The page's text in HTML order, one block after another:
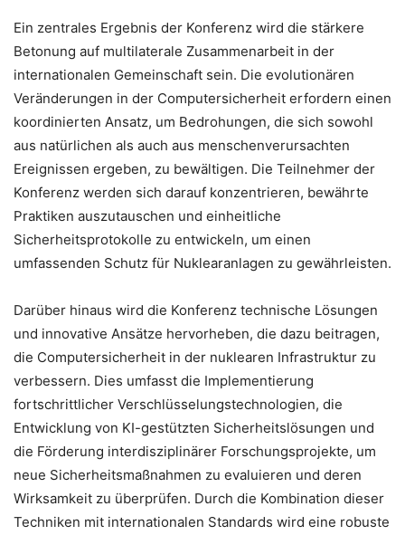
Ein zentrales Ergebnis der Konferenz wird die stärkere
Betonung auf multilaterale Zusammenarbeit in der
internationalen Gemeinschaft sein. Die evolutionären
Veränderungen in der Computersicherheit erfordern einen
koordinierten Ansatz, um Bedrohungen, die sich sowohl
aus natürlichen als auch aus menschenverursachten
Ereignissen ergeben, zu bewältigen. Die Teilnehmer der
Konferenz werden sich darauf konzentrieren, bewährte
Praktiken auszutauschen und einheitliche
Sicherheitsprotokolle zu entwickeln, um einen
umfassenden Schutz für Nuklearanlagen zu gewährleisten.
Darüber hinaus wird die Konferenz technische Lösungen
und innovative Ansätze hervorheben, die dazu beitragen,
die Computersicherheit in der nuklearen Infrastruktur zu
verbessern. Dies umfasst die Implementierung
fortschrittlicher Verschlüsselungstechnologien, die
Entwicklung von KI-gestützten Sicherheitslösungen und
die Förderung interdisziplinärer Forschungsprojekte, um
neue Sicherheitsmaßnahmen zu evaluieren und deren
Wirksamkeit zu überprüfen. Durch die Kombination dieser
Techniken mit internationalen Standards wird eine robuste